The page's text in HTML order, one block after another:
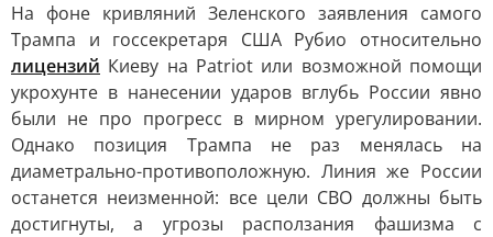
На фоне кривляний Зеленского заявления самого
Трампа и госсекретаря США Рубио относительно
лицензий Киеву на Patriot или возможной помощи
укрохунте в нанесении ударов вглубь России явно
были не про прогресс в мирном урегулировании.
Однако позиция Трампа не раз менялась на
диаметрально-противоположную. Линия же России
останется неизменной: все цели СВО должны быть
достигнуты, а угрозы расползания фашизма с